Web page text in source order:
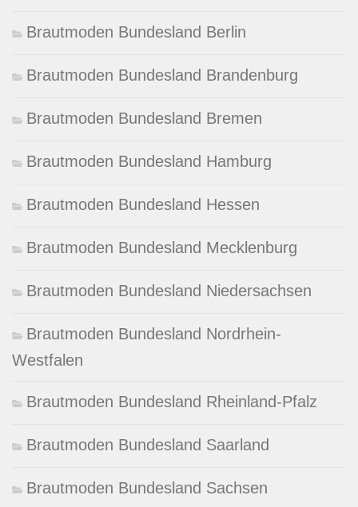
Brautmoden Bundesland Berlin
Brautmoden Bundesland Brandenburg
Brautmoden Bundesland Bremen
Brautmoden Bundesland Hamburg
Brautmoden Bundesland Hessen
Brautmoden Bundesland Mecklenburg
Brautmoden Bundesland Niedersachsen
Brautmoden Bundesland Nordrhein-
Westfalen
Brautmoden Bundesland Rheinland-Pfalz
Brautmoden Bundesland Saarland
Brautmoden Bundesland Sachsen